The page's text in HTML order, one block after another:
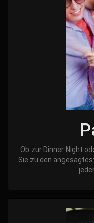
Ob zur Dinner Night
Sie zu den